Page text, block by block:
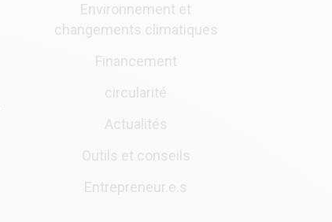
Environnement et
changements climatiques
Financement
circularité
Actualités
Outils et conseils
Entrepreneur.e.s